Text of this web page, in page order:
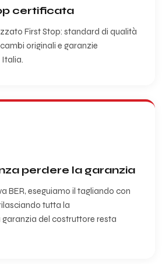
certificata
First Stop: standard di qualità
originali e garanzie
perdere la garanzia
BER, eseguiamo il tagliando con
tutta la
del costruttore resta